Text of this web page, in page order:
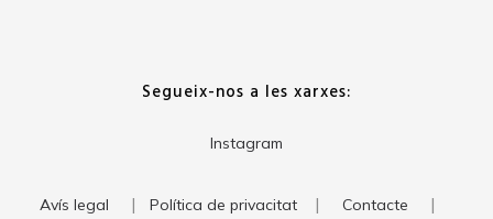
Segueix-nos a les xarxes:
Instagram
Avís legal | Política de privacitat | Contacte |